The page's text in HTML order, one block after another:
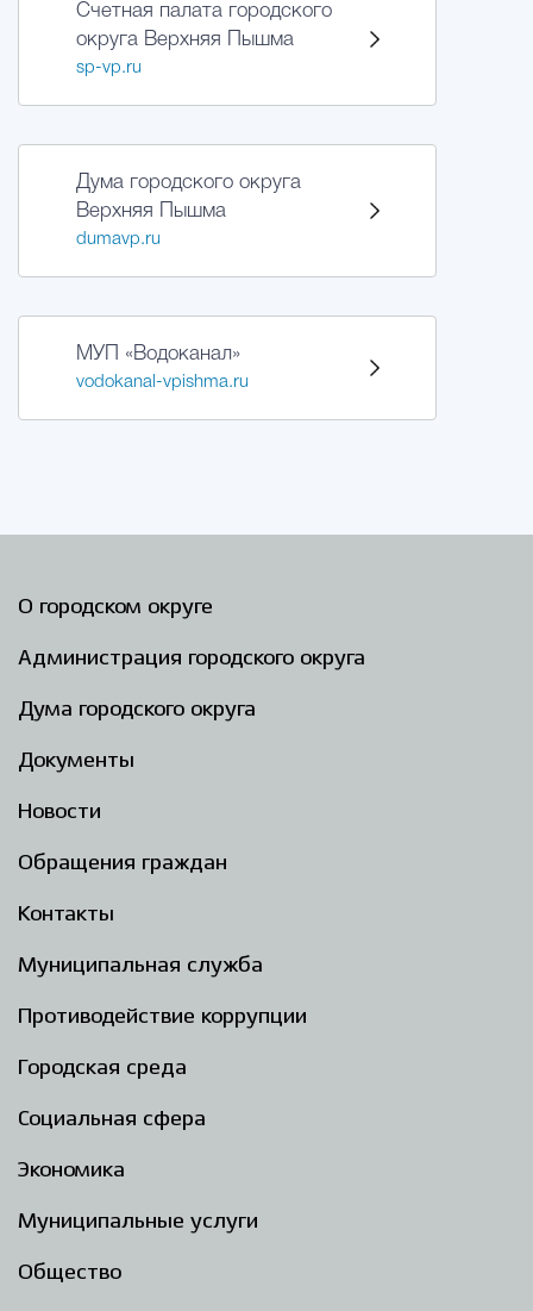
Счетная палата городского
округа Верхняя Пышма
sp-vp.ru
Дума городского округа
Верхняя Пышма
dumavp.ru
МУП «Водоканал»
vodokanal-vpishma.ru
О городском округе
Администрация городского округа
Дума городского округа
Документы
Новости
Обращения граждан
Контакты
Муниципальная служба
Противодействие коррупции
Городская среда
Социальная сфера
Экономика
Муниципальные услуги
Общество